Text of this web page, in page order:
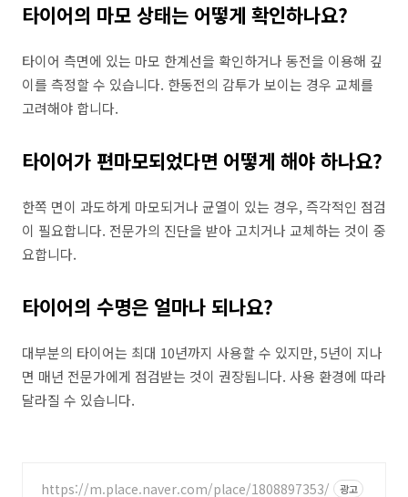
타이어의 마모 상태는 어떻게 확인하나요?
타이어 측면에 있는 마모 한계선을 확인하거나 동전을 이용해 깊
이를 측정할 수 있습니다. 한동전의 감투가 보이는 경우 교체를
고려해야 합니다.
타이어가 편마모되었다면 어떻게 해야 하나요?
한쪽 면이 과도하게 마모되거나 균열이 있는 경우, 즉각적인 점검
이 필요합니다. 전문가의 진단을 받아 고치거나 교체하는 것이 중
요합니다.
타이어의 수명은 얼마나 되나요?
대부분의 타이어는 최대 10년까지 사용할 수 있지만, 5년이 지나
면 매년 전문가에게 점검받는 것이 권장됩니다. 사용 환경에 따라
달라질 수 있습니다.
https://m.place.naver.com/place/1808897353/ 광고